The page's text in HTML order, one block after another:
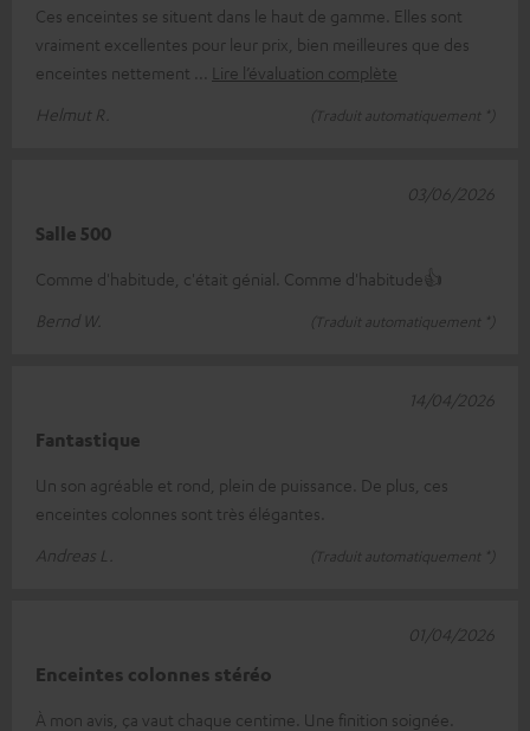
Ces enceintes se situent dans le haut de gamme. Elles sont
vraiment excellentes pour leur prix, bien meilleures que des
enceintes nettement
Lire l’évaluation complète
Helmut R.
(Traduit automatiquement *)
Salle 500
Comme d'habitude, c'était génial. Comme d'habitude👍
Bernd W.
(Traduit automatiquement *)
03/06/2026
Fantastique
Un son agréable et rond, plein de puissance. De plus, ces
enceintes colonnes sont très élégantes.
Andreas L.
(Traduit automatiquement *)
14/04/2026
Enceintes colonnes stéréo
À mon avis, ça vaut chaque centime. Une finition soignée.
01/04/2026